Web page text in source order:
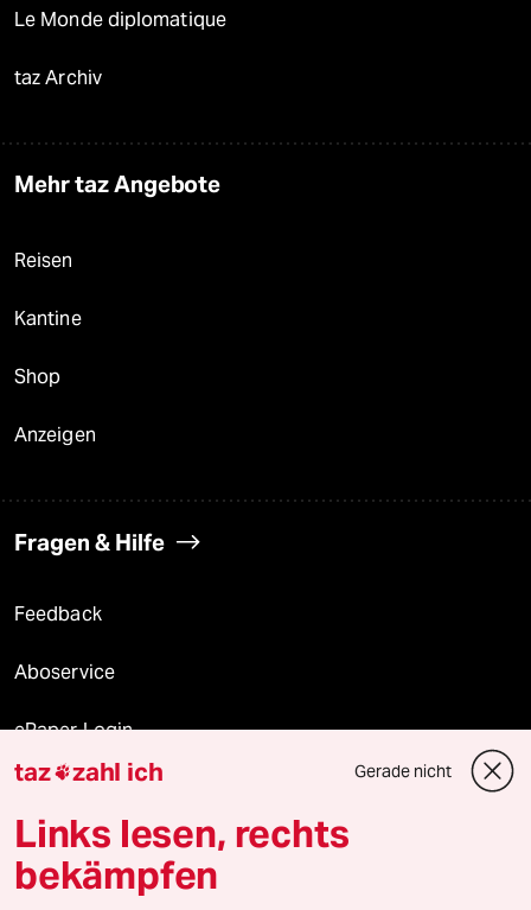
Le Monde diplomatique
taz Archiv
Mehr taz Angebote
Reisen
Kantine
Shop
Anzeigen
Fragen & Hilfe
Feedback
Aboservice
ePaper Login
Downloads für Abonnierende
© 2026 taz Verlags und Vertriebs GmbH
taz zahl ich Gerade nicht
Links lesen, rechts
bekämpfen